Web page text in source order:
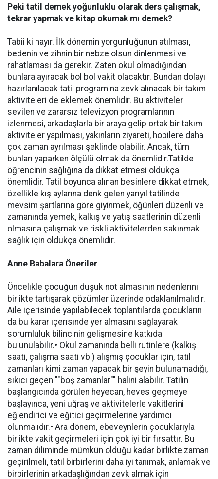
Peki tatil demek yoğunluklu olarak ders çalışmak,
tekrar yapmak ve kitap okumak mı demek?
Tabii ki hayır. İlk dönemin yorgunluğunun atılması,
bedenin ve zihnin bir nebze olsun dinlenmesi ve
rahatlaması da gerekir. Zaten okul olmadığından
bunlara ayıracak bol bol vakit olacaktır. Bundan dolayı
hazırlanılacak tatil programına zevk alınacak bir takım
aktiviteleri de eklemek önemlidir. Bu aktiviteler
sevilen ve zararsız televizyon programlarının
izlenmesi, arkadaşlarla bir araya gelip ortak bir takım
aktiviteler yapılması, yakınların ziyareti, hobilere daha
çok zaman ayrılması şeklinde olabilir. Ancak, tüm
bunları yaparken ölçülü olmak da önemlidir.Tatilde
öğrencinin sağlığına da dikkat etmesi oldukça
önemlidir. Tatil boyunca alınan besinlere dikkat etmek,
özellikle kış aylarına denk gelen yarıyıl tatilinde
mevsim şartlarına göre giyinmek, öğünleri düzenli ve
zamanında yemek, kalkış ve yatış saatlerinin düzenli
olmasına çalışmak ve riskli aktivitelerden sakınmak
sağlık için oldukça önemlidir.
Anne Babalara Öneriler
Öncelikle çocuğun düşük not almasının nedenlerini
birlikte tartışarak çözümler üzerinde odaklanılmalıdır.
Aile içerisinde yapılabilecek toplantılarda çocukların
da bu karar içerisinde yer almasını sağlayarak
sorumluluk bilincinin gelişmesine katkıda
bulunulabilir.• Okul zamanında belli rutinlere (kalkış
saati, çalışma saati vb.) alışmış çocuklar için, tatil
zamanları kimi zaman yapacak bir şeyin bulunamadığı,
sıkıcı geçen ""boş zamanlar"" halini alabilir. Tatilin
başlangıcında görülen heyecan, heves geçmeye
başlayınca, yeni uğraş ve aktivitelerle vakitlerini
eğlendirici ve eğitici geçirmelerine yardımcı
olunmalıdır.• Ara dönem, ebeveynlerin çocuklarıyla
birlikte vakit geçirmeleri için çok iyi bir fırsattır. Bu
zaman diliminde mümkün olduğu kadar birlikte zaman
geçirilmeli, tatil birbirlerini daha iyi tanımak, anlamak ve
birbirlerinin arkadaşlığından zevk almak için